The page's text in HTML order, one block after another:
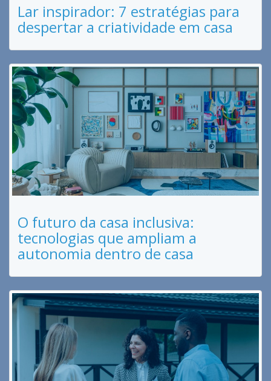
Lar inspirador: 7 estratégias para
despertar a criatividade em casa
O futuro da casa inclusiva:
tecnologias que ampliam a
autonomia dentro de casa